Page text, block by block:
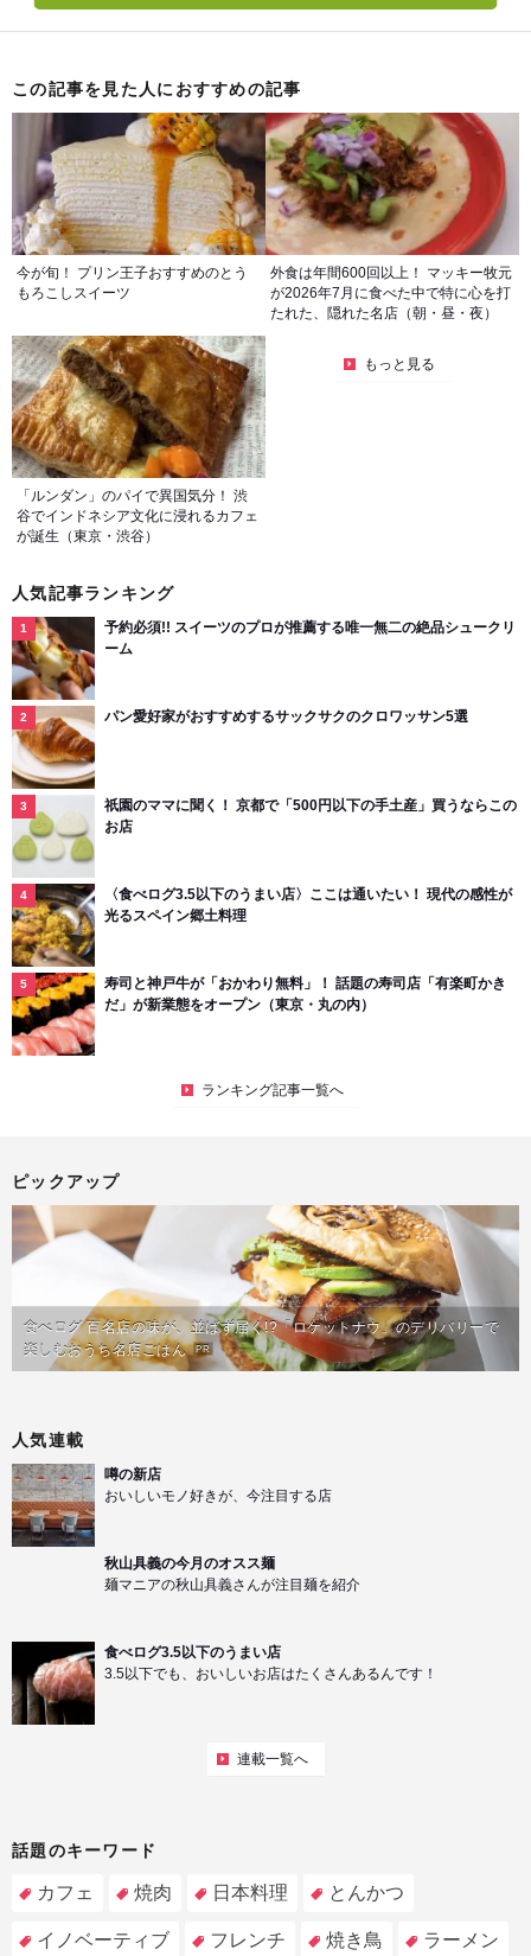
この記事を見た人におすすめの記事
今が旬！ プリン王子おすすめのとう
もろこしスイーツ
外食は年間600回以上！ マッキー牧元
が2026年7月に食べた中で特に心を打
たれた、隠れた名店（朝・昼・夜）
「ルンダン」のパイで異国気分！ 渋
谷でインドネシア文化に浸れるカフェ
が誕生（東京・渋谷）
もっと見る
人気記事ランキング
予約必須!! スイーツのプロが推薦する唯一無二の絶品シュークリ
ーム
パン愛好家がおすすめするサックサクのクロワッサン5選
祇園のママに聞く！ 京都で「500円以下の手土産」買うならこの
お店
〈食べログ3.5以下のうまい店〉ここは通いたい！ 現代の感性が
光るスペイン郷土料理
寿司と神戸牛が「おかわり無料」！ 話題の寿司店「有楽町かき
だ」が新業態をオープン（東京・丸の内）
ランキング記事一覧へ
ピックアップ
食べログ 百名店の味が、並ばず届く!?「ロケットナウ」のデリバリーで
楽しむおうち名店ごはん PR
人気連載
噂の新店
おいしいモノ好きが、今注目する店
秋山具義の今月のオスス麺
麺マニアの秋山具義さんが注目麺を紹介
食べログ3.5以下のうまい店
3.5以下でも、おいしいお店はたくさんあるんです！
連載一覧へ
話題のキーワード
カフェ 焼肉 日本料理 とんかつ
イノベーティブ フレンチ 焼き鳥 ラーメン